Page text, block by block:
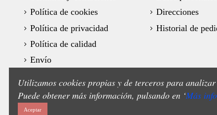
Política de cookies
Política de privacidad
Política de calidad
Envío
Direcciones
Historial de
Utilizamos cookies propias y de terceros para
Puede obtener más información, pulsando en ‘Más
Aceptar